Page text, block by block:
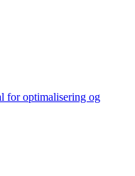
for optimalisering og